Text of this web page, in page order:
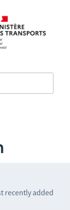
recently added